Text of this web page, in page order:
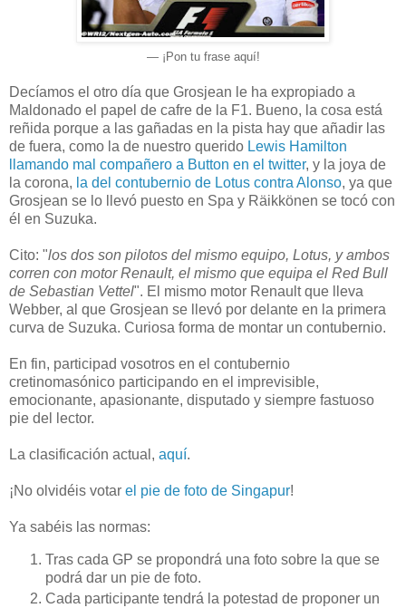
— ¡Pon tu frase aquí!
Decíamos el otro día que Grosjean le ha expropiado a
Maldonado el papel de cafre de la F1. Bueno, la cosa está
reñida porque a las gañadas en la pista hay que añadir las
de fuera, como la de nuestro querido Lewis Hamilton
llamando mal compañero a Button en el twitter, y la joya de
la corona, la del contubernio de Lotus contra Alonso, ya que
Grosjean se lo llevó puesto en Spa y Räikkönen se tocó con
él en Suzuka.
Cito: "los dos son pilotos del mismo equipo, Lotus, y ambos
corren con motor Renault, el mismo que equipa el Red Bull
de Sebastian Vettel". El mismo motor Renault que lleva
Webber, al que Grosjean se llevó por delante en la primera
curva de Suzuka. Curiosa forma de montar un contubernio.
En fin, participad vosotros en el contubernio
cretinomasónico participando en el imprevisible,
emocionante, apasionante, disputado y siempre fastuoso
pie del lector.
La clasificación actual, aquí.
¡No olvidéis votar el pie de foto de Singapur!
Ya sabéis las normas:
Tras cada GP se propondrá una foto sobre la que se
podrá dar un pie de foto.
Cada participante tendrá la potestad de proponer un